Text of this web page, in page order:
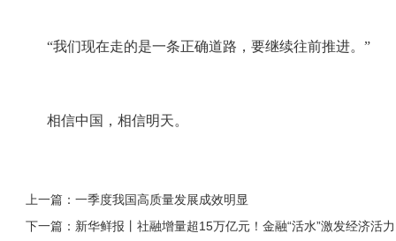
“我们现在走的是一条正确道路，要继续往前推进。”
相信中国，相信明天。
上一篇： 一季度我国高质量发展成效明显
下一篇： 新华鲜报丨社融增量超15万亿元！金融“活水”激发经济活力